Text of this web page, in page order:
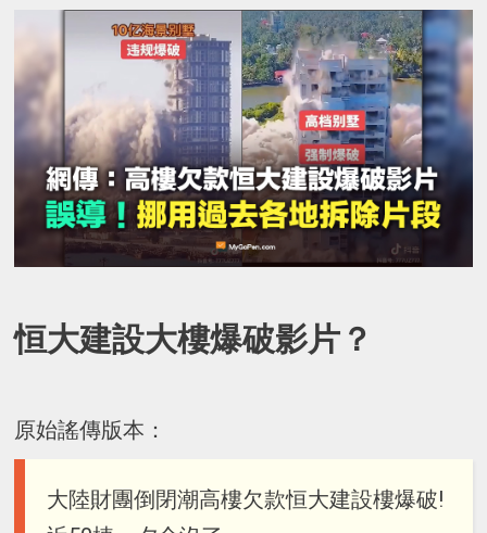
恒大建設大樓爆破影片？
原始謠傳版本：
大陸財團倒閉潮高樓欠款恒大建設樓爆破!